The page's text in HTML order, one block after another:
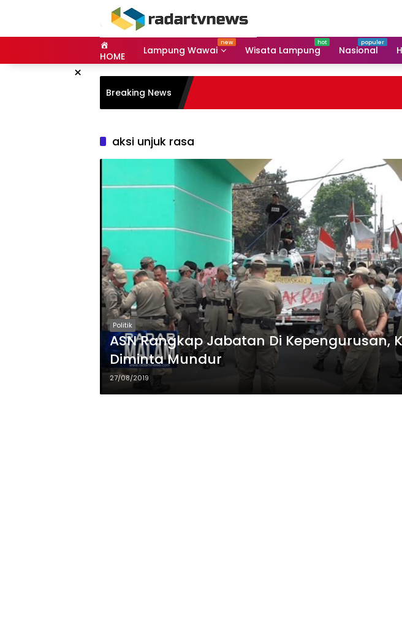
HOME Lampung Wawai Wisata Lampung Nasional
×
Breaking News
aksi unjuk rasa
Politik
ASN Rangkap Jabatan Di Kepengurusan,
Diminta Mundur
27/08/2019